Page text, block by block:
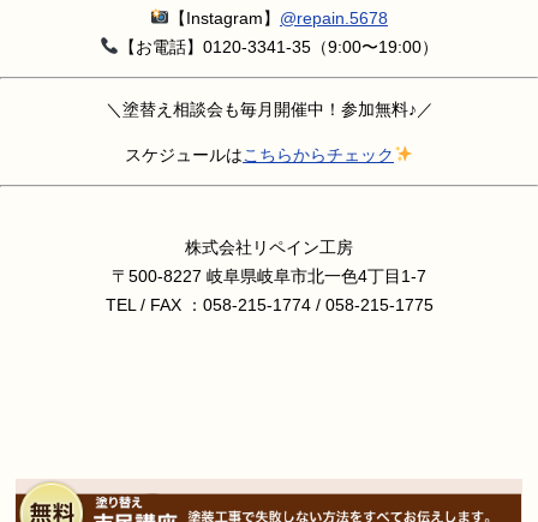
【Instagram】 @repain.5678
【お電話】0120-3341-35（9:00〜19:00）
＼塗替え相談会も毎月開催中！参加無料♪／
スケジュールはこちらからチェック
株式会社リペイン工房
〒500-8227 岐阜県岐阜市北一色4丁目1-7
TEL / FAX ：058-215-1774 / 058-215-1775